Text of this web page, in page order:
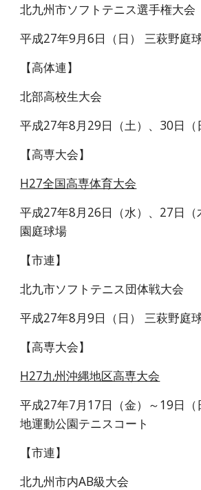
北九州市ソフトテニス選手権大会
平成27年9月6日（日） 三萩野庭
【高体連】
北部高校生大会
平成27年8月29日（土）、30日（
【高専大会】
H27全国高専体育大会
平成27年8月26日（水）、27日（
園庭球場
【市連】
北九市ソフトテニス団体戦大会
平成27年8月9日（日） 三萩野庭
【高専大会】
H27九州沖縄地区高専大会
平成27年7月17日（金）～19日（
地運動公園テニスコート
【市連】
北九州市内AB級大会